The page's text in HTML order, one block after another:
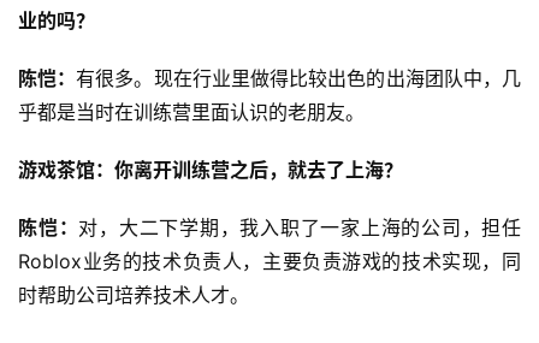
业的吗？
陈恺：有很多。现在行业里做得比较出色的出海团队中，几
乎都是当时在训练营里面认识的老朋友。
游戏茶馆：你离开训练营之后，就去了上海？
陈恺： 对，大二下学期，我入职了一家上海的公司，担任
Roblox业务的技术负责人，主要负责游戏的技术实现，同
时帮助公司培养技术人才。